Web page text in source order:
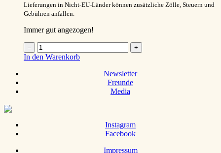
Lieferungen in Nicht-EU-Länder können zusätzliche Zölle, Steuern und
Gebühren anfallen.
Immer gut angezogen!
–
Save
WATER
+
In den Warenkorb
Newsletter
Freunde
Media
Instagram
Facebook
Impressum